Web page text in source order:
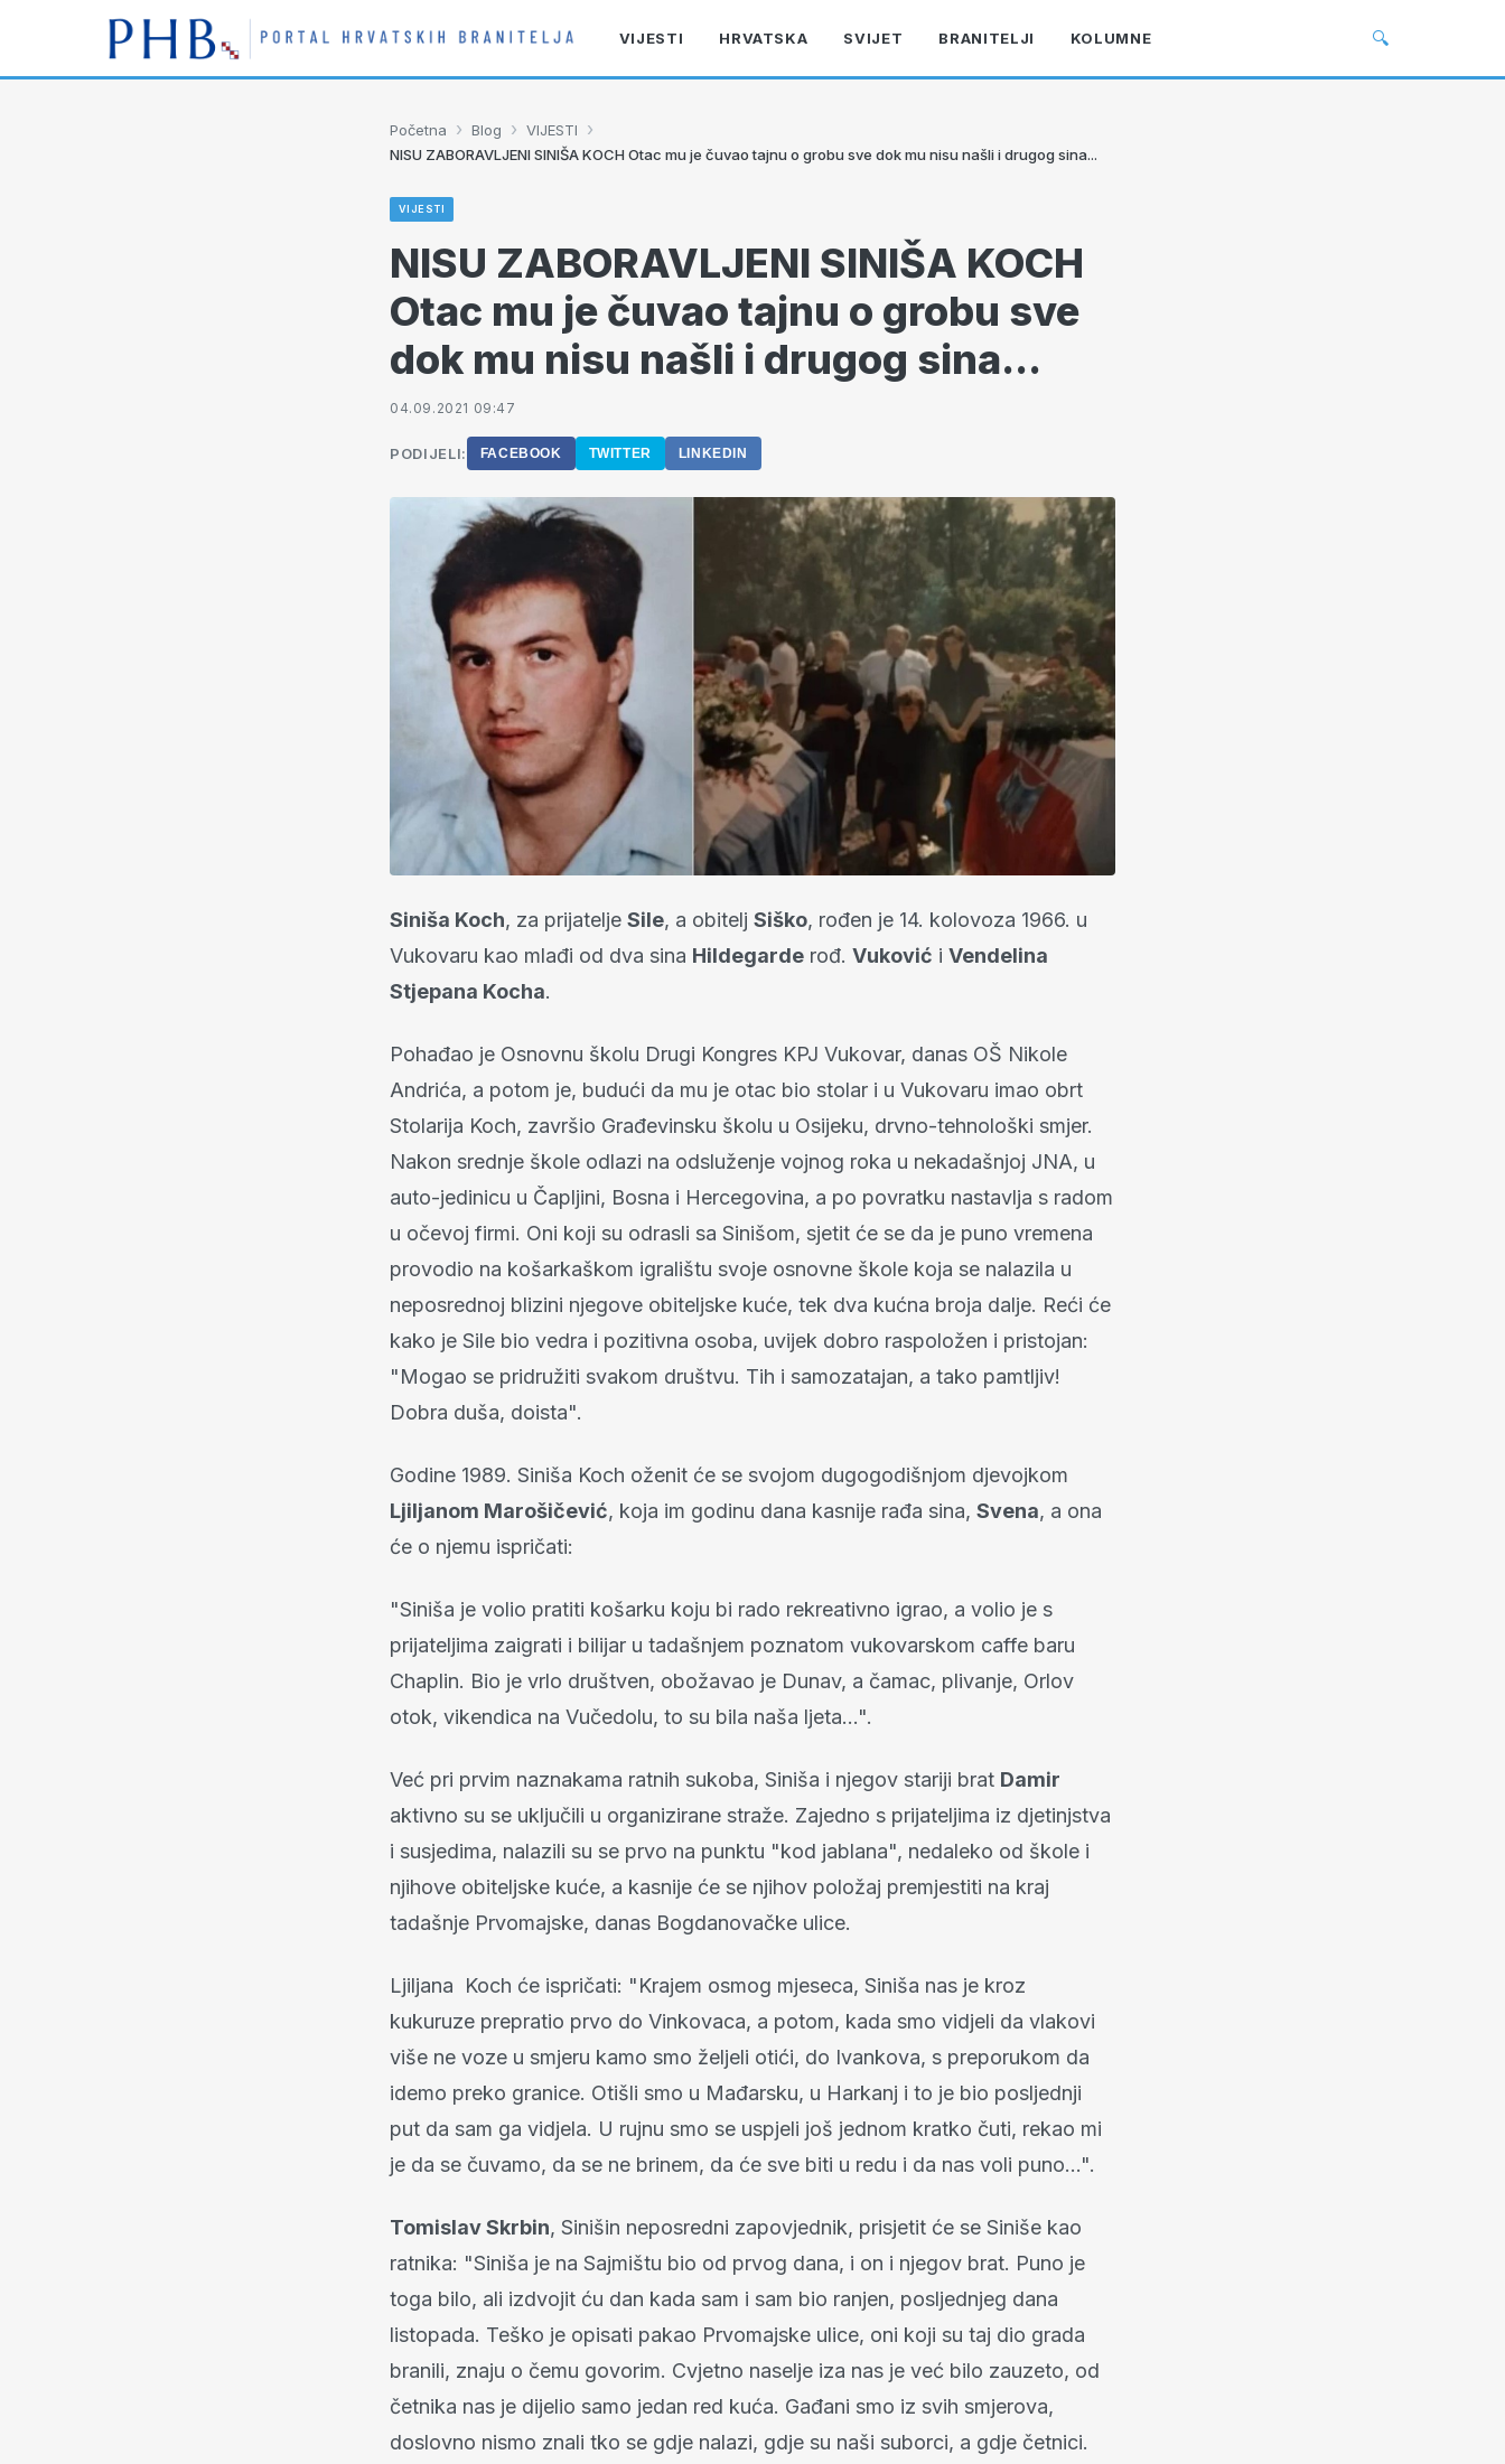
VIJESTI HRVATSKA SVIJET BRANITELJI KOLUMNE 🔍
Početna › Blog › VIJESTI ›
NISU ZABORAVLJENI SINIŠA KOCH Otac mu je čuvao tajnu o grobu sve dok mu nisu našli i drugog sina...
VIJESTI
NISU ZABORAVLJENI SINIŠA KOCH
Otac mu je čuvao tajnu o grobu sve
dok mu nisu našli i drugog sina...
04.09.2021 09:47
PODIJELI: FACEBOOK TWITTER LINKEDIN
Siniša Koch, za prijatelje Sile, a obitelj Siško, rođen je 14. kolovoza 1966. u
Vukovaru kao mlađi od dva sina Hildegarde rođ. Vuković i Vendelina
Stjepana Kocha.
Pohađao je Osnovnu školu Drugi Kongres KPJ Vukovar, danas OŠ Nikole
Andrića, a potom je, budući da mu je otac bio stolar i u Vukovaru imao obrt
Stolarija Koch, završio Građevinsku školu u Osijeku, drvno-tehnološki smjer.
Nakon srednje škole odlazi na odsluženje vojnog roka u nekadašnjoj JNA, u
auto-jedinicu u Čapljini, Bosna i Hercegovina, a po povratku nastavlja s radom
u očevoj firmi. Oni koji su odrasli sa Sinišom, sjetit će se da je puno vremena
provodio na košarkaškom igralištu svoje osnovne škole koja se nalazila u
neposrednoj blizini njegove obiteljske kuće, tek dva kućna broja dalje. Reći će
kako je Sile bio vedra i pozitivna osoba, uvijek dobro raspoložen i pristojan:
"Mogao se pridružiti svakom društvu. Tih i samozatajan, a tako pamtljiv!
Dobra duša, doista".
Godine 1989. Siniša Koch oženit će se svojom dugogodišnjom djevojkom
Ljiljanom Marošičević, koja im godinu dana kasnije rađa sina, Svena, a ona
će o njemu ispričati:
"Siniša je volio pratiti košarku koju bi rado rekreativno igrao, a volio je s
prijateljima zaigrati i bilijar u tadašnjem poznatom vukovarskom caffe baru
Chaplin. Bio je vrlo društven, obožavao je Dunav, a čamac, plivanje, Orlov
otok, vikendica na Vučedolu, to su bila naša ljeta…".
Već pri prvim naznakama ratnih sukoba, Siniša i njegov stariji brat Damir
aktivno su se uključili u organizirane straže. Zajedno s prijateljima iz djetinjstva
i susjedima, nalazili su se prvo na punktu "kod jablana", nedaleko od škole i
njihove obiteljske kuće, a kasnije će se njihov položaj premjestiti na kraj
tadašnje Prvomajske, danas Bogdanovačke ulice.
Ljiljana Koch će ispričati: "Krajem osmog mjeseca, Siniša nas je kroz
kukuruze prepratio prvo do Vinkovaca, a potom, kada smo vidjeli da vlakovi
više ne voze u smjeru kamo smo željeli otići, do Ivankova, s preporukom da
idemo preko granice. Otišli smo u Mađarsku, u Harkanj i to je bio posljednji
put da sam ga vidjela. U rujnu smo se uspjeli još jednom kratko čuti, rekao mi
je da se čuvamo, da se ne brinem, da će sve biti u redu i da nas voli puno…".
Tomislav Skrbin, Sinišin neposredni zapovjednik, prisjetit će se Siniše kao
ratnika: "Siniša je na Sajmištu bio od prvog dana, i on i njegov brat. Puno je
toga bilo, ali izdvojit ću dan kada sam i sam bio ranjen, posljednjeg dana
listopada. Teško je opisati pakao Prvomajske ulice, oni koji su taj dio grada
branili, znaju o čemu govorim. Cvjetno naselje iza nas je već bilo zauzeto, od
četnika nas je dijelio samo jedan red kuća. Gađani smo iz svih smjerova,
doslovno nismo znali tko se gdje nalazi, gdje su naši suborci, a gdje četnici.